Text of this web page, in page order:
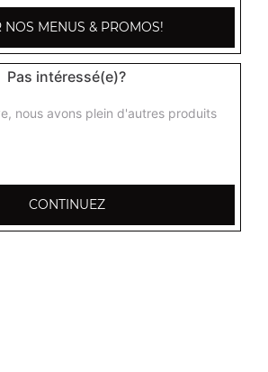
NOS MENUS & PROMOS!
Pas intéressé(e)?
nous avons plein d'autres produits
CONTINUEZ